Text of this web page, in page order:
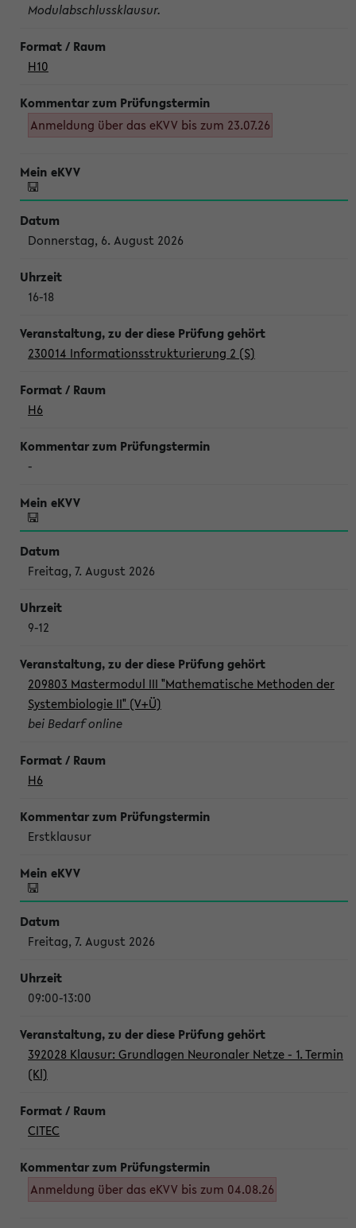
Modulabschlussklausur.
H10
Anmeldung über das eKVV bis zum 23.07.26
Donnerstag, 6. August 2026
16-18
230014 Informationsstrukturierung 2 (S)
H6
-
Freitag, 7. August 2026
9-12
209803 Mastermodul III "Mathematische Methoden der
Systembiologie II" (V+Ü)
bei Bedarf online
H6
Erstklausur
Freitag, 7. August 2026
09:00-13:00
392028 Klausur: Grundlagen Neuronaler Netze - 1. Termin
(Kl)
CITEC
Anmeldung über das eKVV bis zum 04.08.26